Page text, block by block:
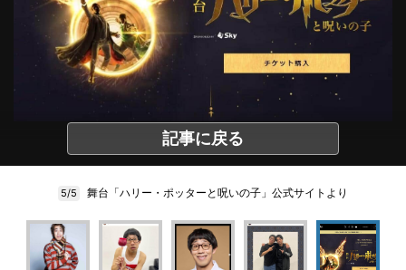
記事に戻る
5/5 舞台「ハリー・ポッターと呪いの子」公式サイトより